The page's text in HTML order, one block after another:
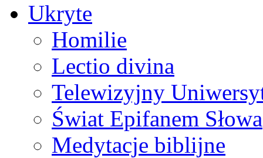
Ukryte
Homilie
Lectio divina
Telewizyjny
Świat Epifanem Słowa
Medytacje biblijne